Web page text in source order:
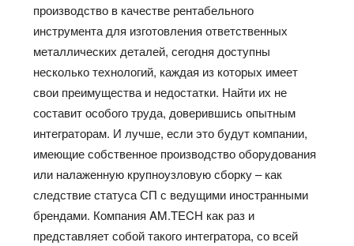
производство в качестве рентабельного
инструмента для изготовления ответственных
металлических деталей, сегодня доступны
несколько технологий, каждая из которых имеет
свои преимущества и недостатки. Найти их не
составит особого труда, доверившись опытным
интеграторам. И лучше, если это будут компании,
имеющие собственное производство оборудования
или налаженную крупноузловую сборку – как
следствие статуса СП с ведущими иностранными
брендами. Компания AM.TECH как раз и
представляет собой такого интегратора, со всей